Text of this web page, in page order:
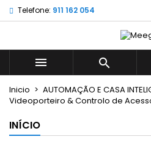
Telefone: 911 162 054
 
Inicio AUTOMAÇÃO E CASA
Videoporteiro & Controlo de
INÍCIO
My wishlists
((title))
((label))
Entrar
É necessário ter sessão
produtos na sua lista de